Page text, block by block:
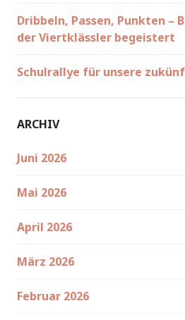
Dribbeln, Passen, Punkten –
der Viertklässler begeistert
Schulrallye für unsere
ARCHIV
Juni 2026
Mai 2026
April 2026
März 2026
Februar 2026